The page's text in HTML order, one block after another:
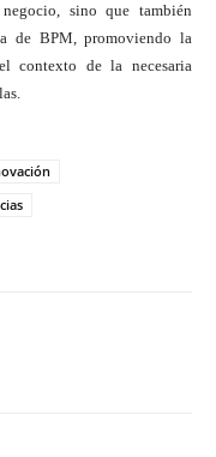
sino que también
de BPM, promoviendo la
contexto de la necesaria